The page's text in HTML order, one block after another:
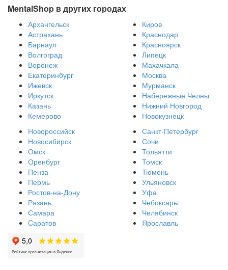
MentalShop в других городах
Архангельск
Астрахань
Барнаул
Волгоград
Воронеж
Екатеринбург
Ижевск
Иркутск
Казань
Кемерово
Киров
Краснодар
Красноярск
Липецк
Махачкала
Москва
Мурманск
Набережные Челны
Нижний Новгород
Новокузнецк
Новороссийск
Новосибирск
Омск
Оренбург
Пенза
Пермь
Ростов-на-Дону
Рязань
Самара
Cаратов
Санкт-Петербург
Сочи
Тольятти
Томск
Тюмень
Ульяновск
Уфа
Чебоксары
Челябинск
Ярославль